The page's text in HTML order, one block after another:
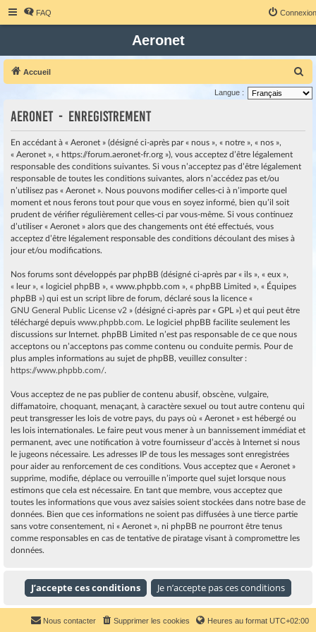
FAQ Connexion
Aeronet
Accueil
e
Langue :
Aeronet - Enregistrement
En accédant à « Aeronet » (désigné ci-après par « nous », « notre », « nos »,
« Aeronet », « https://forum.aeronet-fr.org »), vous acceptez d’être légalement
responsable des conditions suivantes. Si vous n’acceptez pas d’être légalement
responsable de toutes les conditions suivantes, alors n’accédez pas et/ou
n’utilisez pas « Aeronet ». Nous pouvons modifier celles-ci à n’importe quel
moment et nous ferons tout pour que vous en soyez informé, bien qu’il soit
prudent de vérifier régulièrement celles-ci par vous-même. Si vous continuez
d’utiliser « Aeronet » alors que des changements ont été effectués, vous
acceptez d’être légalement responsable des conditions découlant des mises à
jour et/ou modifications.
Nos forums sont développés par phpBB (désigné ci-après par « ils », « eux »,
« leur », « logiciel phpBB », « www.phpbb.com », « phpBB Limited », « Équipes
phpBB ») qui est un script libre de forum, déclaré sous la licence «
GNU General Public License v2 » (désigné ci-après par « GPL ») et qui peut être
téléchargé depuis www.phpbb.com. Le logiciel phpBB facilite seulement les
discussions sur Internet. phpBB Limited n’est pas responsable de ce que nous
acceptons ou n’acceptons pas comme contenu ou conduite permis. Pour de
plus amples informations au sujet de phpBB, veuillez consulter :
https://www.phpbb.com/.
Vous acceptez de ne pas publier de contenu abusif, obscène, vulgaire,
diffamatoire, choquant, menaçant, à caractère sexuel ou tout autre contenu qui
peut transgresser les lois de votre pays, du pays où « Aeronet » est hébergé ou
les lois internationales. Le faire peut vous mener à un bannissement immédiat et
permanent, avec une notification à votre fournisseur d’accès à Internet si nous
le jugeons nécessaire. Les adresses IP de tous les messages sont enregistrées
pour aider au renforcement de ces conditions. Vous acceptez que « Aeronet »
supprime, modifie, déplace ou verrouille n’importe quel sujet lorsque nous
estimons que cela est nécessaire. En tant que membre, vous acceptez que
toutes les informations que vous avez saisies soient stockées dans notre base de
données. Bien que ces informations ne soient pas diffusées à une tierce partie
sans votre consentement, ni « Aeronet », ni phpBB ne pourront être tenus
comme responsables en cas de tentative de piratage visant à compromettre les
données.
Heures au format UTC+02:00
Supprimer les cookies
Nous contacter